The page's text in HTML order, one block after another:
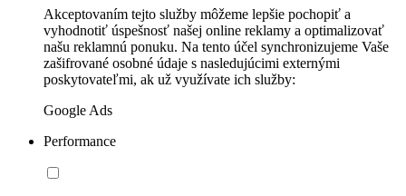
Akceptovaním tejto služby môžeme lepšie pochopiť a
vyhodnotiť úspešnosť našej online reklamy a optimalizovať
našu reklamnú ponuku. Na tento účel synchronizujeme Vaše
zašifrované osobné údaje s nasledujúcimi externými
poskytovateľmi, ak už využívate ich služby:
Google Ads
Performance